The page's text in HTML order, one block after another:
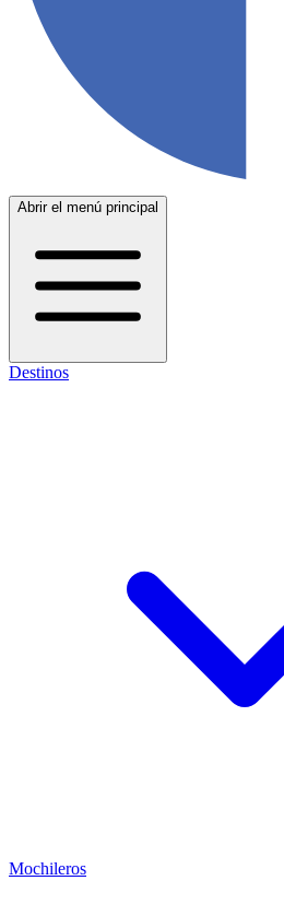
Abrir el menú principal
Destinos
Mochileros